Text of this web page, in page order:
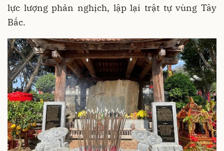
lực lượng phản nghịch, lập lại trật tự vùng Tây
Bắc.